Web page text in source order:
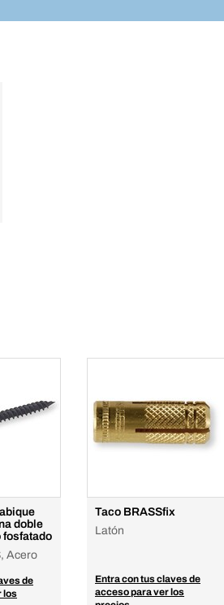
doble
fosfatado
Acero
de
los
Taco BRASSfix
Latón
Entra con tus claves de
acceso para ver los